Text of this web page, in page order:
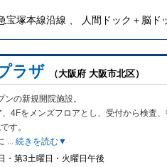
宝塚本線沿線 、 人間ドック＋脳ド
ラザ （大阪府 大阪市北区）
の新規開院施設。
4Fをメンズフロアとし、受付から検査
す。
... 続きを読む▼
・第3土曜日・火曜日午後